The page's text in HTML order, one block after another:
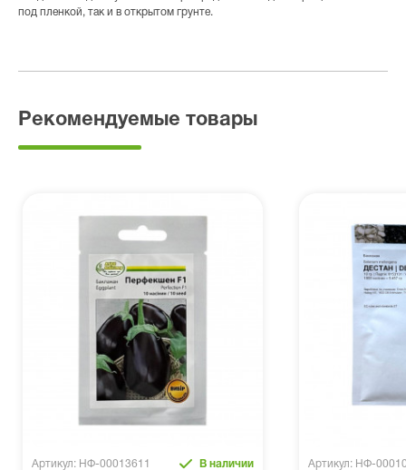
под пленкой, так и в открытом грунте.
Рекомендуемые товары
Артикул: НФ-00013611 В наличии Артикул: НФ-